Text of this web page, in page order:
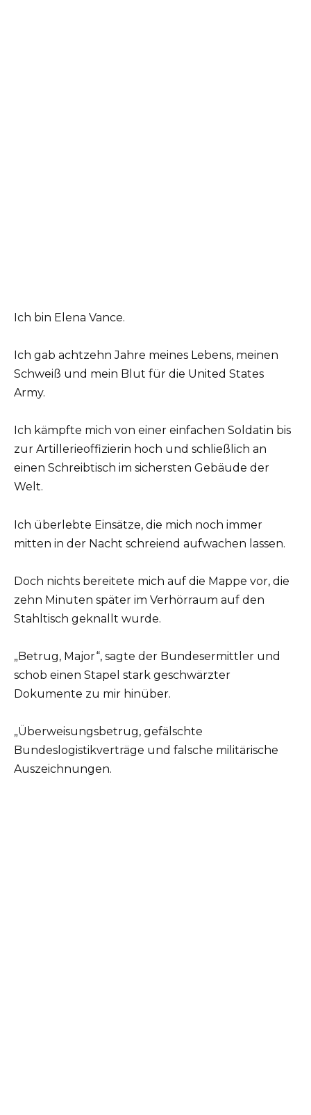
Ich bin Elena Vance.
Ich gab achtzehn Jahre meines Lebens, meinen
Schweiß und mein Blut für die United States
Army.
Ich kämpfte mich von einer einfachen Soldatin bis
zur Artillerieoffizierin hoch und schließlich an
einen Schreibtisch im sichersten Gebäude der
Welt.
Ich überlebte Einsätze, die mich noch immer
mitten in der Nacht schreiend aufwachen lassen.
Doch nichts bereitete mich auf die Mappe vor, die
zehn Minuten später im Verhörraum auf den
Stahltisch geknallt wurde.
„Betrug, Major“, sagte der Bundesermittler und
schob einen Stapel stark geschwärzter
Dokumente zu mir hinüber.
„Überweisungsbetrug, gefälschte
Bundeslogistikverträge und falsche militärische
Auszeichnungen.